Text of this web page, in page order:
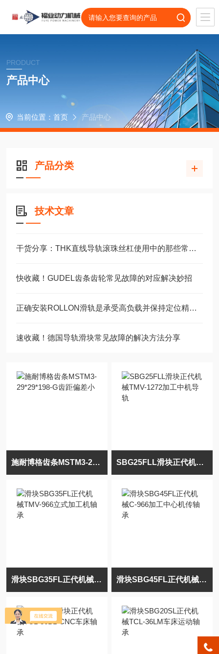
PRODUCT
产品中心
当前位置： 首页 产品中心
产品分类
技术文章
干货分享：THK直线导轨滚珠丝杠使用中的那些常见故障与解决技巧
快收藏！GUDEL齿条齿轮常见故障的对应解决妙招
正确安装ROLLON滑轨是承受高负载并保持定位精度的关键
速收藏！德国导轨滑块常见故障的解决方法分享
施耐博格齿条MSTM3-29*29*198-G齿距偏差小 SBG25FLL滑块正代机械TMV-1272加工中机导轨
滑块SBG35FL正代机械TMV-966立式加工机轴承 滑块SBG45FL正代机械C-966加工中心机传轴承